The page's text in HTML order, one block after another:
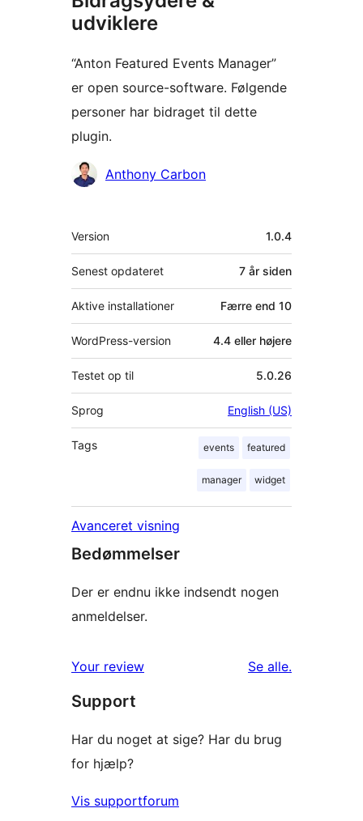
udviklere
“Anton Featured Events Manager”
er open source-software. Følgende
personer har bidraget til dette
plugin.
Bidragsydere
Anthony Carbon
Meta
Version 1.0.4
Senest opdateret 7 år siden
Aktive installationer Færre end 10
WordPress-version 4.4 eller højere
Testet op til 5.0.26
Sprog English (US)
Tags events featured
manager widget
Avanceret visning
Bedømmelser
Der er endnu ikke indsendt nogen
anmeldelser.
Your review Se alleanmeldelser
.
Support
Har du noget at sige? Har du brug
for hjælp?
Vis supportforum